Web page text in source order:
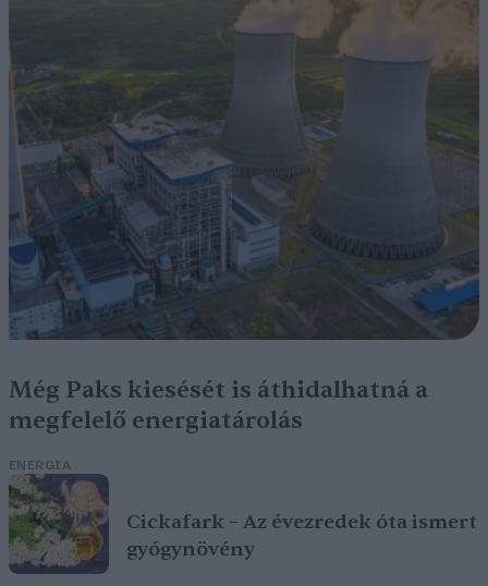
Még Paks kiesését is áthidalhatná a
megfelelő energiatárolás
ENERGIA
Cickafark – Az évezredek óta ismert
gyógynövény